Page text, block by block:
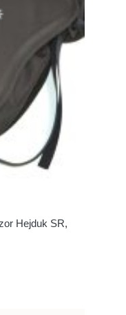
Hejduk SR,